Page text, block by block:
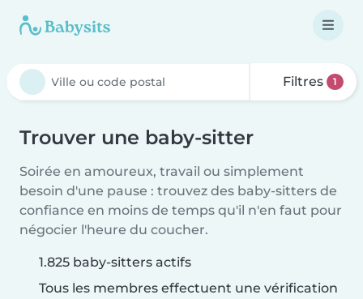
Filtres 1
Trouver une baby-sitter
Soirée en amoureux, travail ou simplement
besoin d'une pause : trouvez des baby-sitters de
confiance en moins de temps qu'il n'en faut pour
négocier l'heure du coucher.
1.825 baby-sitters actifs
Tous les membres effectuent une vérification